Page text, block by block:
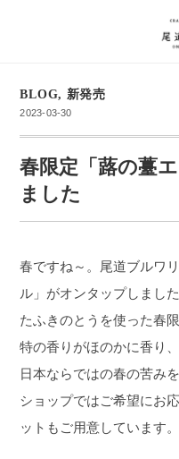
BLOG, 新発売
2023-03-30
春限定「蕗の薹
ました
春ですね～。尾道ブルワ
ル」がオンタップしまし
たふきのとうを使った春
特の香りがほのかに香り
日本ならではの春の苦み
ショップではご希望にお
ットもご用意しています。